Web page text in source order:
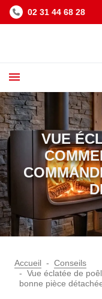
02 31 44 68 28
VUE
Accueil
Conseils
Vue éclatée de
bonne pièce